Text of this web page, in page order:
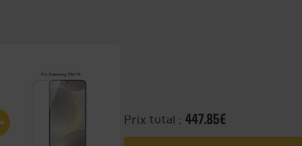
Prix total : 447.85€